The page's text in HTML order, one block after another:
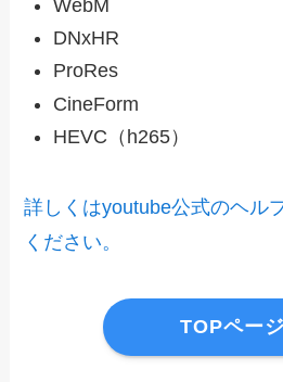
WebM
DNxHR
ProRes
CineForm
HEVC（h265）
詳しくはyoutube公式のヘル
ください。
TOPペー